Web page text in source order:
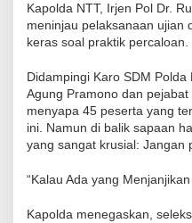
Kapolda NTT, Irjen Pol Dr.
meninjau pelaksanaan ujian
keras soal praktik percaloan.
Didampingi Karo SDM
Agung Pramono dan
menyapa 45 peserta yang
ini. Namun di balik sapaan
yang sangat krusial: Jangan
“Kalau Ada yang
Kapolda menegaskan,